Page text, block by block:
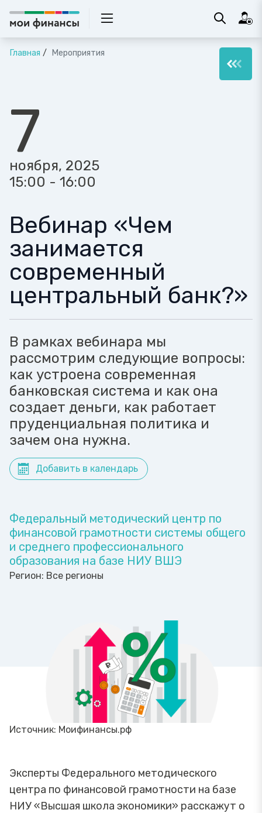
Главная Мероприятия
7
ноября, 2025
15:00 - 16:00
Вебинар «Чем
занимается
современный
центральный банк?»
В рамках вебинара мы
рассмотрим следующие вопросы:
как устроена современная
банковская система и как она
создает деньги, как работает
пруденциальная политика и
зачем она нужна.
Добавить в календарь
Федеральный методический центр по
финансовой грамотности системы общего
и среднего профессионального
образования на базе НИУ ВШЭ
Регион: Все регионы
Источник: Моифинансы.рф
Эксперты Федерального методического
центра по финансовой грамотности на базе
НИУ «Высшая школа экономики» расскажут о